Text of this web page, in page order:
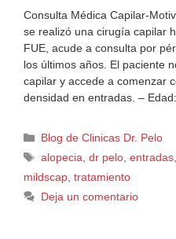
Consulta Médica Capilar-
se realizó una cirugía capilar
FUE, acude a consulta por
los últimos años. El paciente
capilar y accede a comenzar
densidad en entradas. –
Blog de Clinicas Dr. Pelo
alopecia,dr pelo,entradas,
mildscap, tratamiento
Deja un comentario